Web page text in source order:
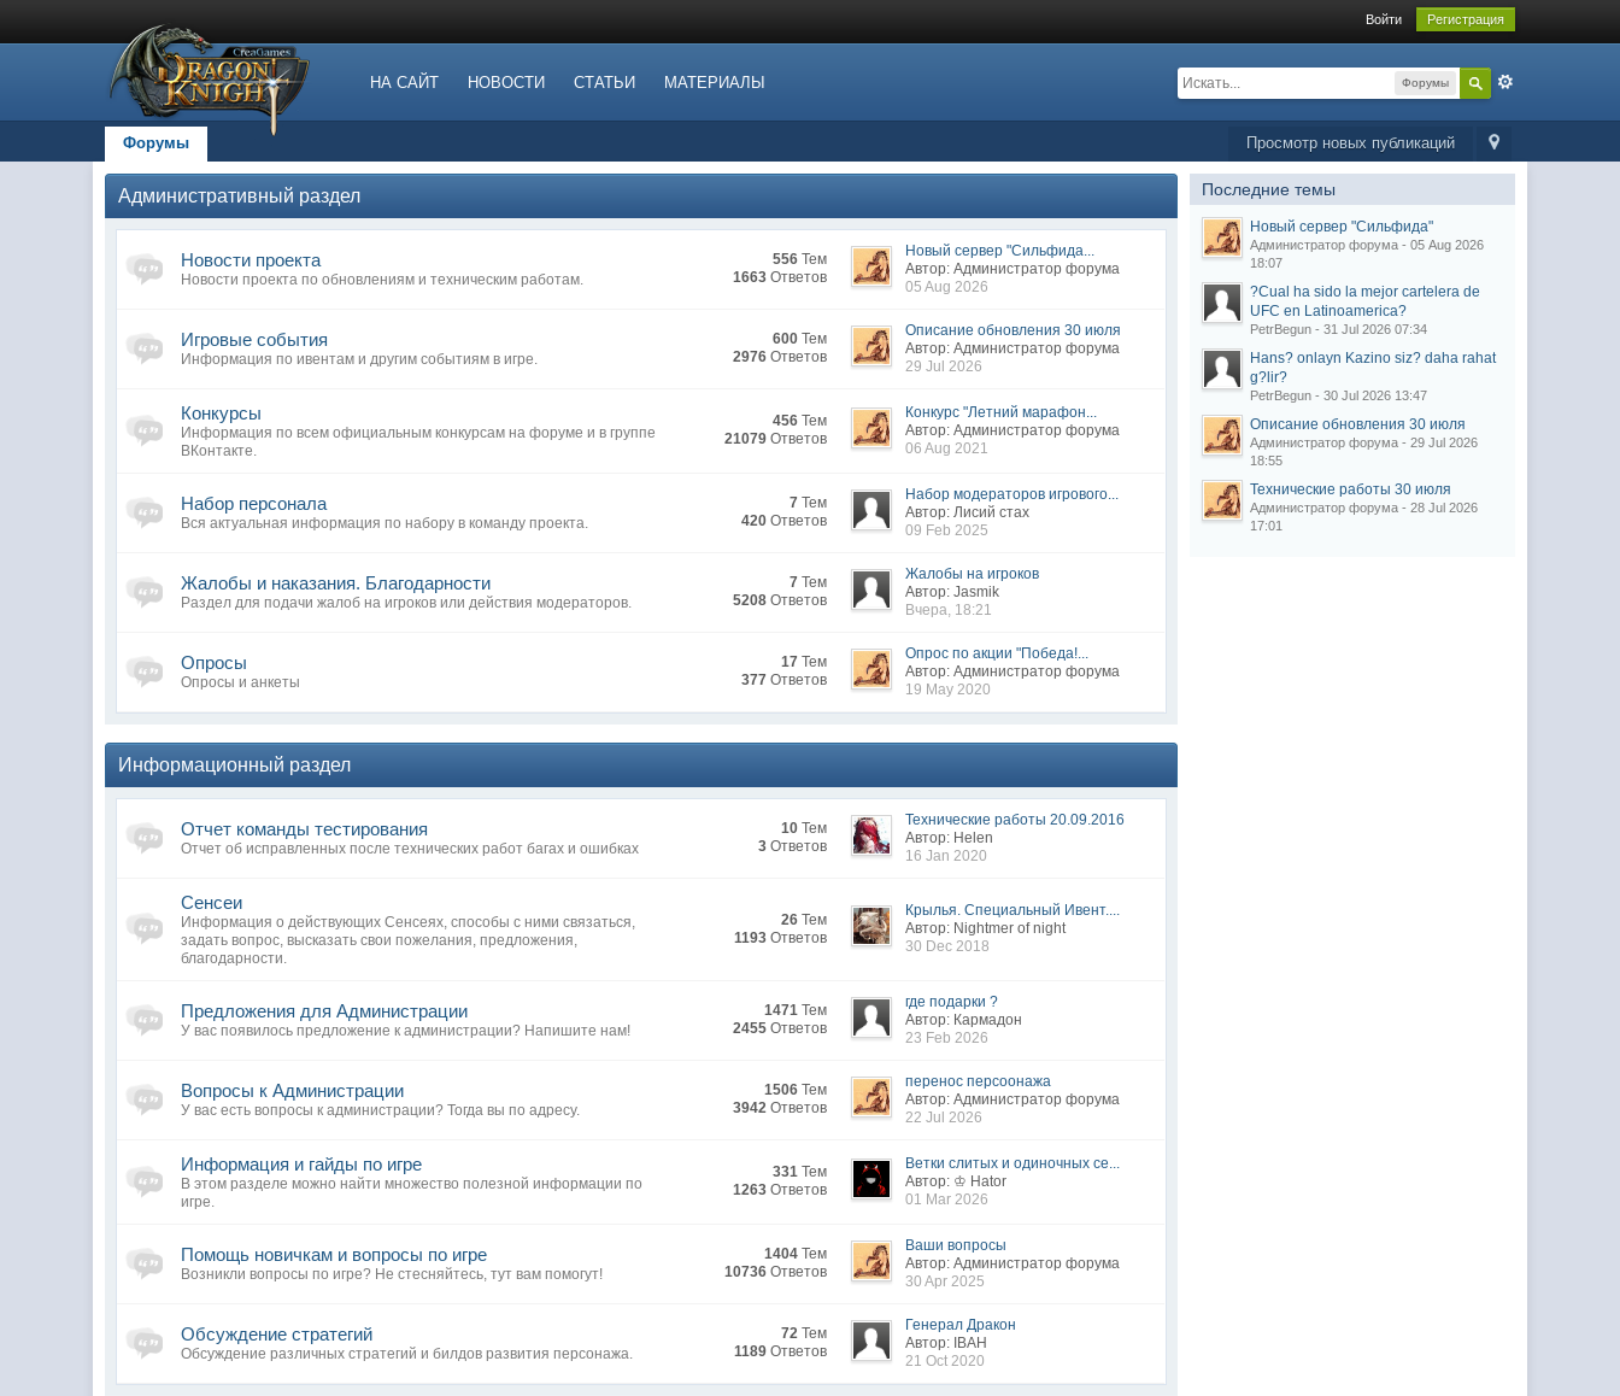
Войти Регистрация
НА САЙТ НОВОСТИ СТАТЬИ МАТЕРИАЛЫ Форумы
Просмотр новых публикаций
Форумы
Административный раздел
Новости проекта
Новости проекта по обновлениям и техническим работам.
556 Тем
1663 Ответов
Новый сервер "Сильфида...
Автор: Администратор форума
05 Aug 2026
Игровые события
Информация по ивентам и другим событиям в игре.
600 Тем
2976 Ответов
Описание обновления 30 июля
Автор: Администратор форума
29 Jul 2026
Конкурсы
Информация по всем официальным конкурсам на форуме и в группе
ВКонтакте.
456 Тем
21079 Ответов
Конкурс "Летний марафон...
Автор: Администратор форума
06 Aug 2021
Набор персонала
Вся актуальная информация по набору в команду проекта.
7 Тем
420 Ответов
Набор модераторов игрового...
Автор: Лисий стах
09 Feb 2025
Жалобы и наказания. Благодарности
Раздел для подачи жалоб на игроков или действия модераторов.
7 Тем
5208 Ответов
Жалобы на игроков
Автор: Jasmik
Вчера, 18:21
Опросы
Опросы и анкеты
17 Тем
377 Ответов
Опрос по акции "Победа!...
Автор: Администратор форума
19 May 2020
Информационный раздел
Отчет команды тестирования
Отчет об исправленных после технических работ багах и ошибках
10 Тем
3 Ответов
Технические работы 20.09.2016
Автор: Нelen
16 Jan 2020
Сенсеи
Информация о действующих Сенсеях, способы с ними связаться,
задать вопрос, высказать свои пожелания, предложения,
благодарности.
26 Тем
1193 Ответов
Крылья. Специальный Ивент....
Автор: Nightmer of night
30 Dec 2018
Предложения для Администрации
У вас появилось предложение к администрации? Напишите нам!
1471 Тем
2455 Ответов
где подарки ?
Автор: Кармадон
23 Feb 2026
Вопросы к Администрации
У вас есть вопросы к администрации? Тогда вы по адресу.
1506 Тем
3942 Ответов
перенос персоонажа
Автор: Администратор форума
22 Jul 2026
Информация и гайды по игре
В этом разделе можно найти множество полезной информации по
игре.
331 Тем
1263 Ответов
Ветки слитых и одиночных се...
Автор: ♔ Hator
01 Mar 2026
Помощь новичкам и вопросы по игре
Возникли вопросы по игре? Не стесняйтесь, тут вам помогут!
1404 Тем
10736 Ответов
Ваши вопросы
Автор: Администратор форума
30 Apr 2025
Обсуждение стратегий
Обсуждение различных стратегий и билдов развития персонажа.
72 Тем
1189 Ответов
Генерал Дракон
Автор: IВAH
21 Oct 2020
Последние темы
Новый сервер "Сильфида"
Администратор форума - 05 Aug 2026
18:07
?Cual ha sido la mejor cartelera de
UFC en Latinoamerica?
PetrBegun - 31 Jul 2026 07:34
Hans? onlayn Kazino siz? daha rahat
g?lir?
PetrBegun - 30 Jul 2026 13:47
Описание обновления 30 июля
Администратор форума - 29 Jul 2026
18:55
Технические работы 30 июля
Администратор форума - 28 Jul 2026
17:01